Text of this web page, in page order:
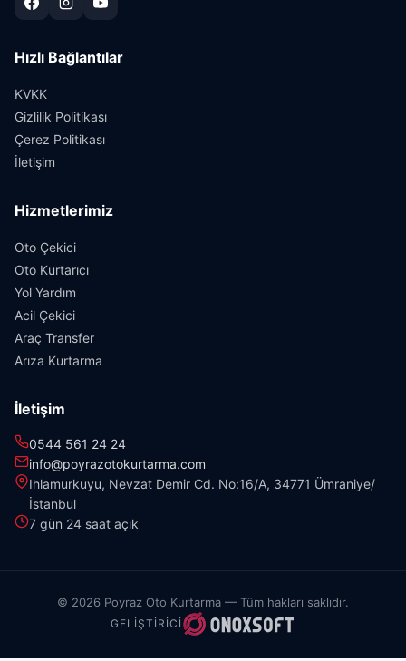
Hızlı Bağlantılar
KVKK
Gizlilik Politikası
Çerez Politikası
İletişim
Hizmetlerimiz
Oto Çekici
Oto Kurtarıcı
Yol Yardım
Acil Çekici
Araç Transfer
Arıza Kurtarma
İletişim
0544 561 24 24
info@poyrazotokurtarma.com
Ihlamurkuyu, Nevzat Demir Cd. No:16/A, 34771 Ümraniye/
İstanbul
7 gün 24 saat açık
© 2026 Poyraz Oto Kurtarma — Tüm hakları saklıdır.
GELIŞTIRICI